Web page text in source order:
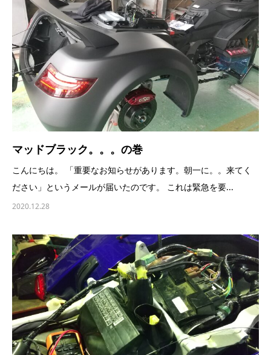
マッドブラック。。。の巻
こんにちは。 「重要なお知らせがあります。朝一に。。来てく
ださい」というメールが届いたのです。 これは緊急を要...
2020.12.28